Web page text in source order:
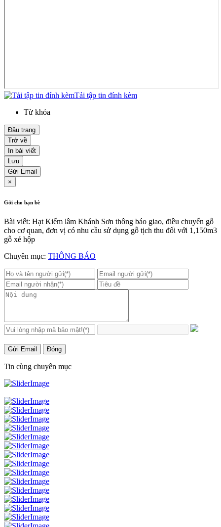
Tải tập tin đính kèm
Từ khóa
Đầu trang
Trở về
In bài viết
Lưu
Gửi Email
×
Gởi cho bạn bè
Bài viết: Hạt Kiểm lâm Khánh Sơn thông báo giao, điều chuyển gỗ
cho cơ quan, đơn vị có nhu cầu sử dụng gỗ tịch thu đối với 1,150m3
gỗ xẻ hộp
Chuyên mục: THÔNG BÁO
Gửi Email Đóng
Tin cùng chuyên mục